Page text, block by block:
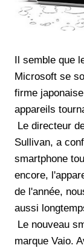
Il semble que
Microsoft se
firme
appareils
Le directeur
Sullivan, a
smartphone
encore,
de l'année,
aussi
Le nouveau
marque Vaio.